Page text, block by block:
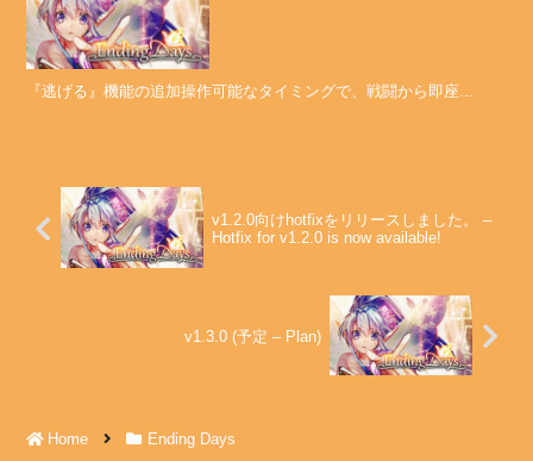
『逃げる』機能の追加操作可能なタイミングで、戦闘から即座...
v1.2.0向けhotfixをリリースしました。 –
Hotfix for v1.2.0 is now available!
v1.3.0 (予定 – Plan)
Home Ending Days